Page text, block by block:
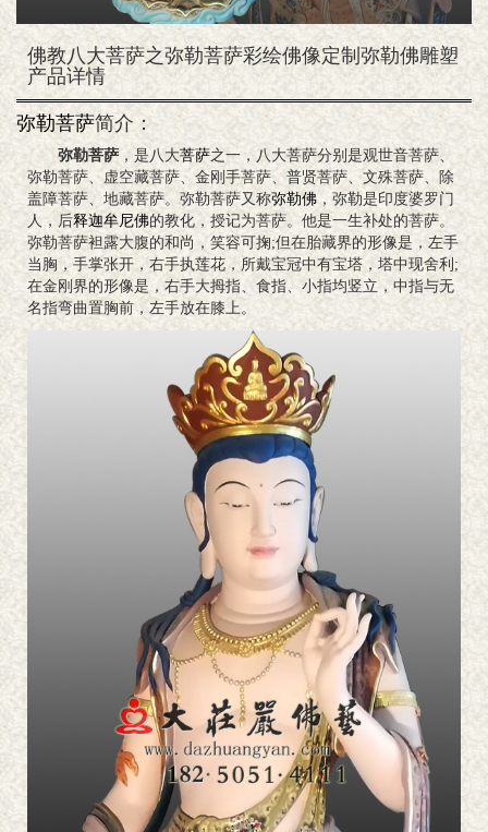
佛教八大菩萨之弥勒菩萨彩绘佛像定制弥勒佛雕塑
产品详情
弥勒菩萨简介：
弥勒菩萨，是八大菩萨之一，八大菩萨分别是观世音菩萨、
弥勒菩萨、虚空藏菩萨、金刚手菩萨、普贤菩萨、文殊菩萨、除
盖障菩萨、地藏菩萨。弥勒菩萨又称弥勒佛 ，弥勒是印度婆罗门
人，后释迦牟尼佛的教化，授记为菩萨。他是一生补处的菩萨。
弥勒菩萨袒露大腹的和尚，笑容可掬;但在胎藏界的形像是，左手
当胸，手掌张开，右手执莲花，所戴宝冠中有宝塔，塔中现舍利;
在金刚界的形像是，右手大拇指、食指、小指均竖立，中指与无
名指弯曲置胸前，左手放在膝上。